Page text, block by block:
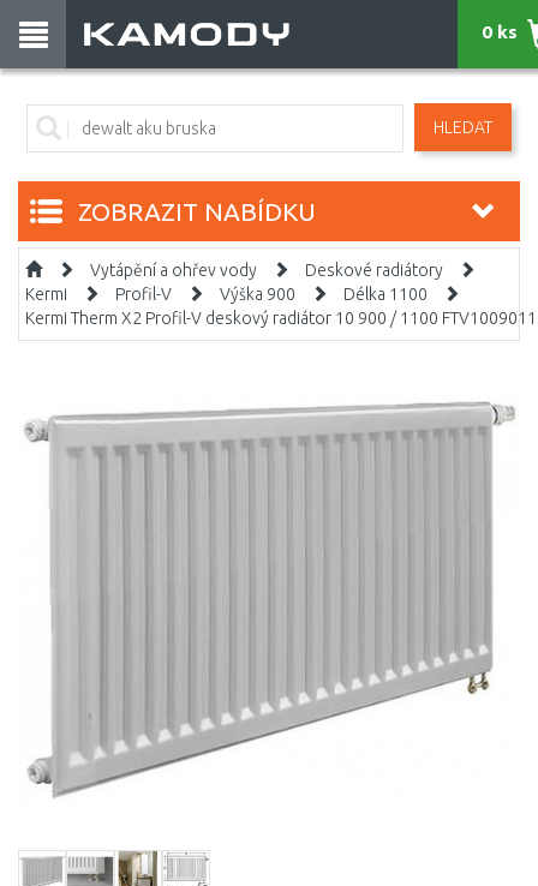
HLEDAT
0 ks
ZOBRAZIT NABÍDKU
Vytápění a ohřev vody
Deskové radiátory
Kermi
Profil-V Výška 900
Délka 1100
Kermi Therm X2 Profil-V deskový radiátor 10 900 / 1100